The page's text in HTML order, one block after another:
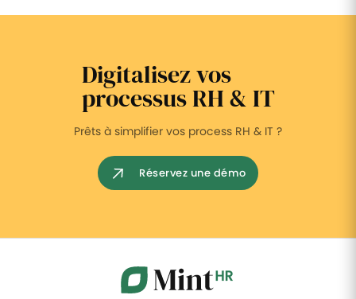
Digitalisez vos
processus RH & IT
Prêts à simplifier vos process RH & IT ?
Réservez une démo